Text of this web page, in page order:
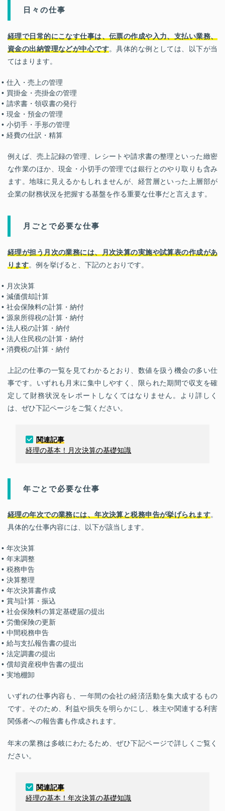
日々の仕事
経理で日常的にこなす仕事は、伝票の作成や入力、支払い業務、
資金の出納管理などが中心です。具体的な例としては、以下が当
てはまります。
仕入・売上の管理
買掛金・売掛金の管理
請求書・領収書の発行
現金・預金の管理
小切手・手形の管理
経費の仕訳・精算
例えば、売上記録の管理、レシートや請求書の整理といった緻密
な作業のほか、現金・小切手の管理では銀行とのやり取りも含み
ます。地味に見えるかもしれませんが、経営層といった上層部が
企業の財務状況を把握する基盤を作る重要な仕事だと言えます。
月ごとで必要な仕事
経理が担う月次の業務には、月次決算の実施や試算表の作成があ
ります。例を挙げると、下記のとおりです。
月次決算
減価償却計算
社会保険料の計算・納付
源泉所得税の計算・納付
法人税の計算・納付
法人住民税の計算・納付
消費税の計算・納付
上記の仕事の一覧を見てわかるとおり、数値を扱う機会の多い仕
事です。いずれも月末に集中しやすく、限られた期間で収支を確
定して財務状況をレポートしなくてはなりません。より詳しく
は、ぜひ下記ページをご覧ください。
関連記事
経理の基本！月次決算の基礎知識
年ごとで必要な仕事
経理の年次での業務には、年次決算と税務申告が挙げられます。
具体的な仕事内容には、以下が該当します。
年次決算
年末調整
税務申告
決算整理
年次決算書作成
賞与計算・振込
社会保険料の算定基礎届の提出
労働保険の更新
中間税務申告
給与支払報告書の提出
法定調書の提出
償却資産税申告書の提出
実地棚卸
いずれの仕事内容も、一年間の会社の経済活動を集大成するもの
です。そのため、利益や損失を明らかにし、株主や関連する利害
関係者への報告書も作成されます。
年末の業務は多岐にわたるため、ぜひ下記ページで詳しくご覧く
ださい。
関連記事
経理の基本！年次決算の基礎知識